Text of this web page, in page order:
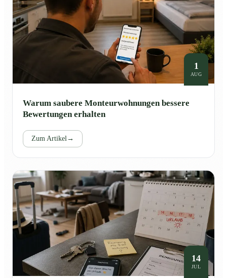
1
AUG
Warum saubere Monteurwohnungen bessere
Bewertungen erhalten
Zum Artikel →
14
JUL